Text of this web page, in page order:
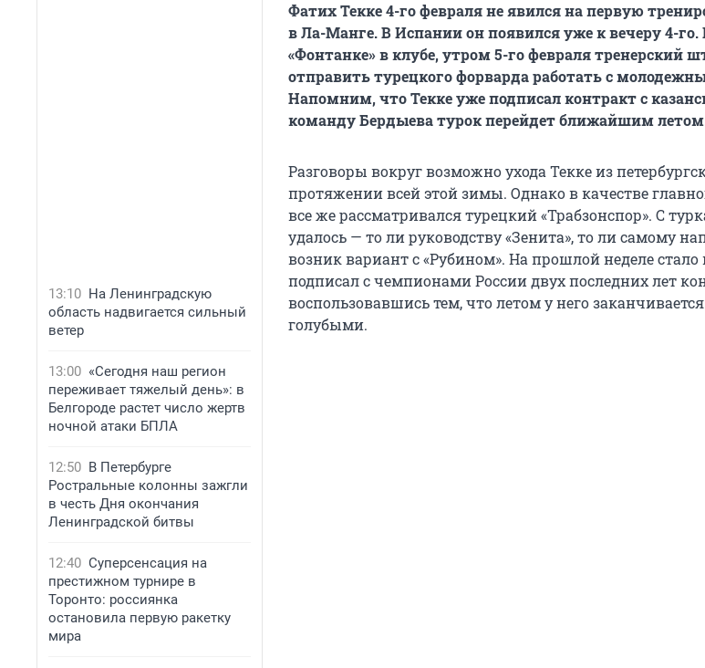
13:10 На Ленинградскую
область надвигается сильный
ветер
13:00 «Сегодня наш регион
переживает тяжелый день»: в
Белгороде растет число жертв
ночной атаки БПЛА
12:50 В Петербурге
Ростральные колонны зажгли
в честь Дня окончания
Ленинградской битвы
12:40 Суперсенсация на
престижном турнире в
Торонто: россиянка
остановила первую ракетку
мира
Фатих Текке 4-го февраля не явился на первую
в Ла-Манге. В Испании он появился уже к вечеру 4-
«Фонтанке» в клубе, утром 5-го февраля тренерский
отправить турецкого форварда работать с
Напомним, что Текке уже подписал контракт с
команду Бердыева турок перейдет ближайшим
Разговоры вокруг возможно ухода Текке из
протяжении всей этой зимы. Однако в качестве
все же рассматривался турецкий «Трабзонспор». С
удалось — то ли руководству «Зенита», то ли самому
возник вариант с «Рубином». На прошлой неделе стало
подписал с чемпионами России двух последних лет
воспользовавшись тем, что летом у него
голубыми.